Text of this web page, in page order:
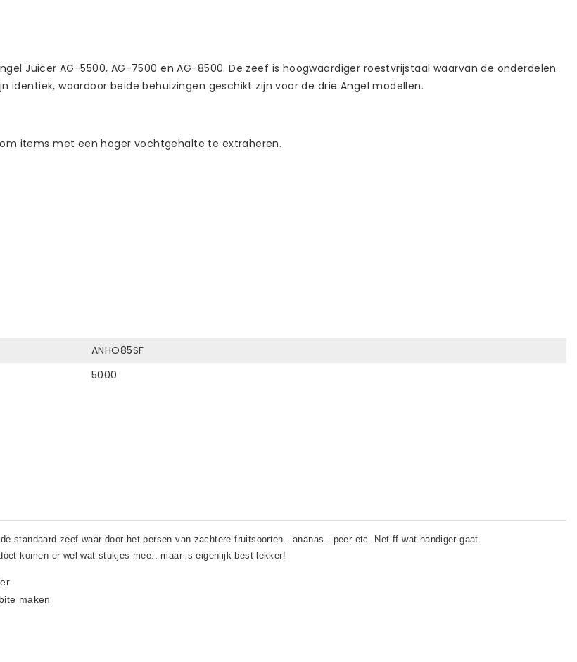
Juicer AG-5500, AG-7500 en AG-8500. De zeef is hoogwaardiger roestvrijstaal waarvan de onderdelen
waardoor beide behuizingen geschikt zijn voor de drie Angel modellen.
items met een hoger vochtgehalte te extraheren.
ANHO85SF
5000